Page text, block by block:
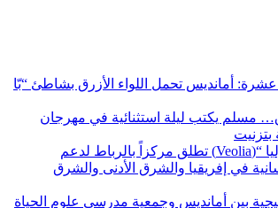
عشرة: أمانديس تحمل اللواء الأزرق بشاطئ “بّا
مسلم يكتب ليلة استثنائية في مهرجان
بتزنيت
مؤسسة “فيوليا “(Veolia) تطلق مركزاً بالرباط لدعم
في إفريقيا والشرق الأدنى والشرق
بين أمانديس وجمعية مدرسي علوم الحياة